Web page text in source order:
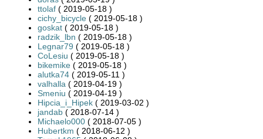
ttolaf ( 2019-05-18 )
cichy_bicycle ( 2019-05-18 )
goskat ( 2019-05-18 )
radzik_lbn ( 2019-05-18 )
Legnar79 ( 2019-05-18 )
CoLesiu ( 2019-05-18 )
bikemike ( 2019-05-18 )
alutka74 ( 2019-05-11 )
valhalla ( 2019-04-19 )
Smeniu ( 2019-04-19 )
Hipcia_i_Hipek ( 2019-03-02 )
jandab ( 2018-07-14 )
Michaelo000 ( 2018-07-05 )
Hubertkm ( 2018-06-12 )